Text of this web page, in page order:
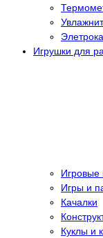
Игрушки для
Игровые
Игры и
Качалки
Куклы и